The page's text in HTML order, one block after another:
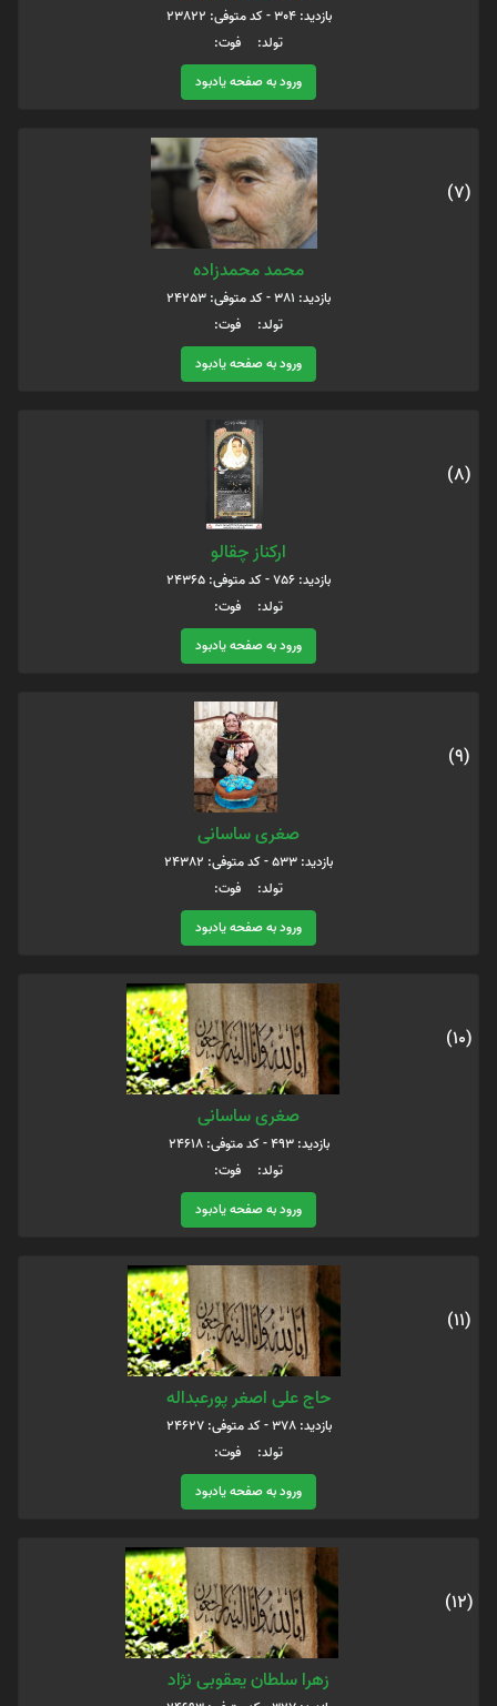
بازدید: 304 - کد متوفی: 23822
تولد: فوت:
ورود به صفحه یادبود
(7)
محمد محمدزاده
بازدید: 381 - کد متوفی: 24253
تولد: فوت:
ورود به صفحه یادبود
(8)
ارکناز چقالو
بازدید: 756 - کد متوفی: 24365
تولد: فوت:
ورود به صفحه یادبود
(9)
صغری ساسانی
بازدید: 533 - کد متوفی: 24382
تولد: فوت:
ورود به صفحه یادبود
(10)
صغری ساسانی
بازدید: 493 - کد متوفی: 24618
تولد: فوت:
ورود به صفحه یادبود
(11)
حاج علی اصغر پورعبداله
بازدید: 378 - کد متوفی: 24627
تولد: فوت:
ورود به صفحه یادبود
(12)
زهرا سلطان یعقوبی نژاد